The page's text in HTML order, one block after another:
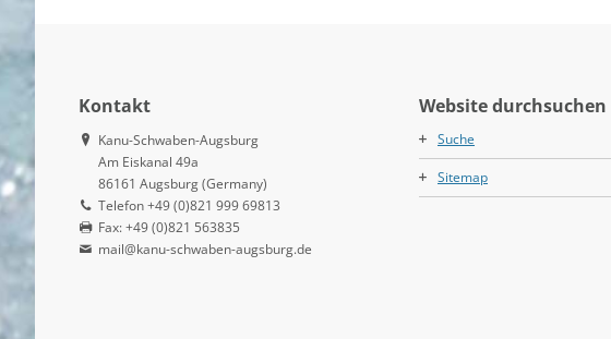
Kontakt
Kanu-Schwaben-Augsburg
Am Eiskanal 49a
86161 Augsburg (Germany)
Telefon +49 (0)821 999 69813
Fax: +49 (0)821 563835
mail@kanu-schwaben-augsburg.de
Website durchsuchen
Suche
Sitemap